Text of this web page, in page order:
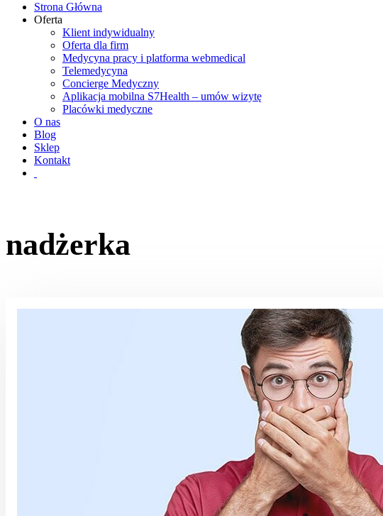
Strona Główna
Oferta
Klient indywidualny
Oferta dla firm
Medycyna pracy i platforma webmedical
Telemedycyna
Concierge Medyczny
Aplikacja mobilna S7Health – umów wizytę
Placówki medyczne
O nas
Blog
Sklep
Kontakt
nadżerka